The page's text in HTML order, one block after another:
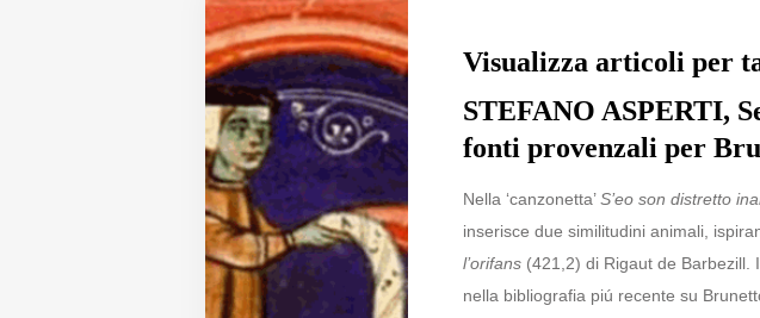
Visualizza articoli per
STEFANO ASPERTI,
fonti provenzali per
Nella ‘canzonetta’S’eo son distretto
inserisce due similitudini animali,
l’orifans (421,2) di Rigaut de
nella bibliografia piú recente su